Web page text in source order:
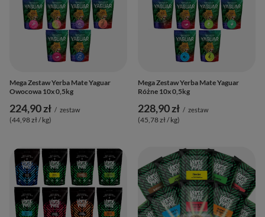
Mega Zestaw Yerba Mate Yaguar
Owocowa 10x 0,5kg
224,90 zł / zestaw
(44,98 zł / kg)
Mega Zestaw Yerba Mate Yaguar
Różne 10x 0,5kg
228,90 zł / zestaw
(45,78 zł / kg)